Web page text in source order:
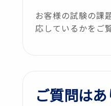
お客様の試験の課
応しているかをご
ご質問は